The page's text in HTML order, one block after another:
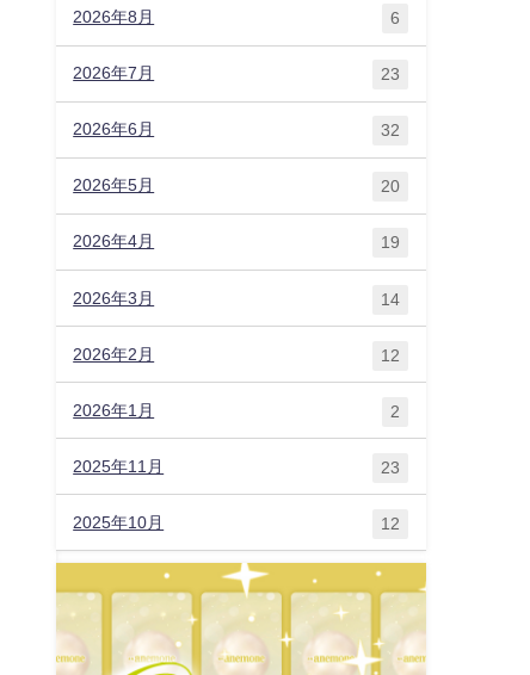
2026年8月 6
2026年7月 23
2026年6月 32
2026年5月 20
2026年4月 19
2026年3月 14
2026年2月 12
2026年1月 2
2025年11月 23
2025年10月 12